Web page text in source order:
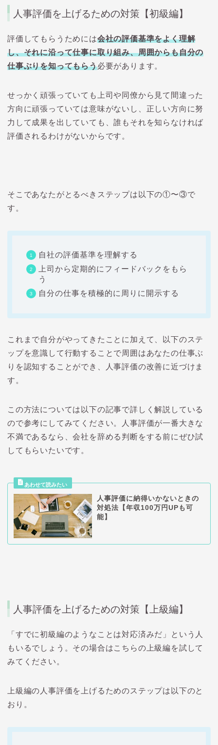
人事評価を上げるための対策【初級編】
評価してもらうためには会社の評価基準をよく理解
し、それに沿って仕事に取り組み、周囲からも自分の
仕事ぶりを知ってもらう必要があります。
せっかく頑張っていても上司や同僚から見て間違った
方向に頑張っていては意味がないし、正しい方向に努
力して成果を出していても、誰もそれを知らなければ
評価されるわけがないからです。
そこであなたがとるべきステップは以下の①〜③で
す。
自社の評価基準を理解する
上司から定期的にフィードバックをもら
う
自分の仕事を積極的に周りに開示する
これまで自分がやってきたことに加えて、以下のステ
ップを意識して行動することで周囲はあなたの仕事ぶ
りを認知することができ、人事評価の改善に近づけま
す。
この方法については以下の記事で詳しく解説している
ので参考にしてみてください。人事評価が一番大きな
不満であるなら、会社を辞める判断をする前にぜひ試
してもらいたいです。
人事評価に納得いかないときの
対処法【年収100万円UPも可
能】
人事評価を上げるための対策【上級編】
「すでに初級編のようなことは対応済みだ」という人
もいるでしょう。その場合はこちらの上級編を試して
みてください。
上級編の人事評価を上げるためのステップは以下のと
おり。